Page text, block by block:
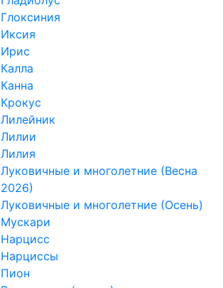
Глоксиния
Иксия
Ирис
Калла
Канна
Крокус
Лилейник
Лилии
Лилия
Луковичные и многолетние (Весна
2026)
Луковичные и многолетние (Осень)
Мускари
Нарцисс
Нарциссы
Пион